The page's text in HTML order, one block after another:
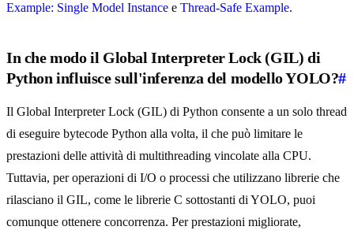
Example: Single Model Instance e Thread-Safe Example.
In che modo il Global Interpreter Lock (GIL) di
Python influisce sull'inferenza del modello YOLO?#
Il Global Interpreter Lock (GIL) di Python consente a un solo thread
di eseguire bytecode Python alla volta, il che può limitare le
prestazioni delle attività di multithreading vincolate alla CPU.
Tuttavia, per operazioni di I/O o processi che utilizzano librerie che
rilasciano il GIL, come le librerie C sottostanti di YOLO, puoi
comunque ottenere concorrenza. Per prestazioni migliorate,